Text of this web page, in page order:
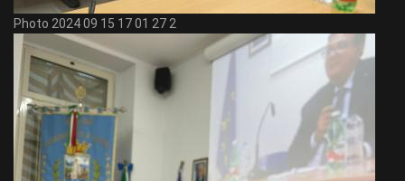
Photo 2024 09 15 17 01 27 2